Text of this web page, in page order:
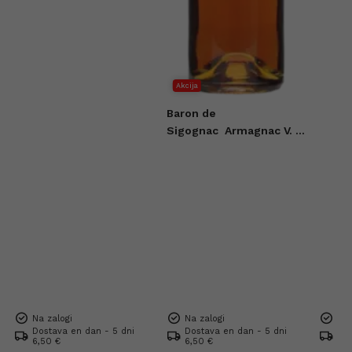
Na zalogi
Dostava en dan - 5 dni
6,50 €
Akcija
Baron de
Sigognac Armagnac V. S.
Na zalogi
Dostava en dan - 5 dni
6,50 €